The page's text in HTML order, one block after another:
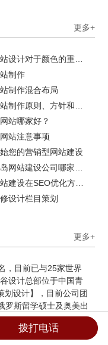
更多+
制作
制作混合布局
站哪家好？
站注意事项
您的营销型网站建设
设计栏目策划
更多+
，目前已与25家世界
设计总部位于中国青
划设计】，目前公司团
罗斯留学硕士及奥美出
立并且保持新鲜的高端
划设计 企业邮箱提供商
拨打电话